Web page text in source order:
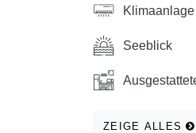
Klimaanlage
Seeblick
ZEIGE ALLES